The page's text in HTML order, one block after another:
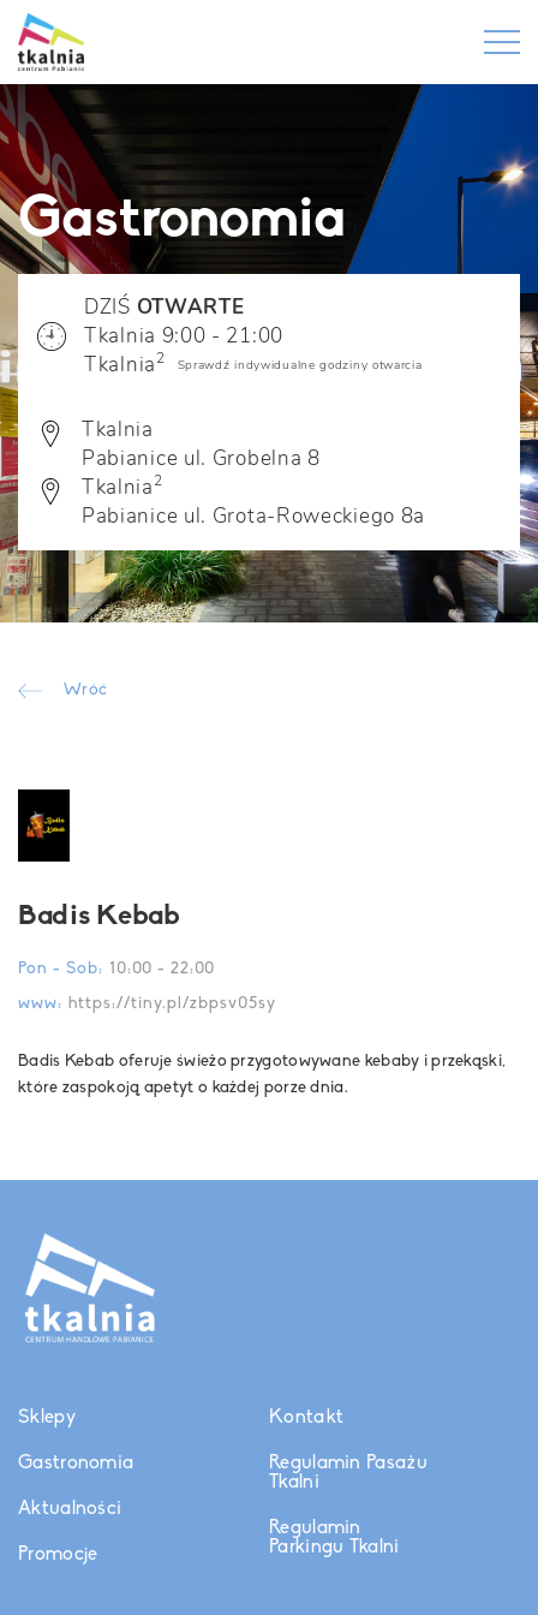
Gastronomia
DZIŚ OTWARTE
Tkalnia 9:00 - 21:00
Tkalnia2 Sprawdź indywidualne godziny otwarcia
Tkalnia
Pabianice ul. Grobelna 8
Tkalnia2
Pabianice ul. Grota-Roweckiego 8a
Wróć
Badis Kebab
Pon - Sob: 10:00 - 22:00
www: https://tiny.pl/zbpsv05sy
Badis Kebab oferuje świeżo przygotowywane kebaby i przekąski,
które zaspokoją apetyt o każdej porze dnia.
Sklepy
Gastronomia
Aktualności
Promocje
Kontakt
Regulamin Pasażu
Tkalni
Regulamin
Parkingu Tkalni